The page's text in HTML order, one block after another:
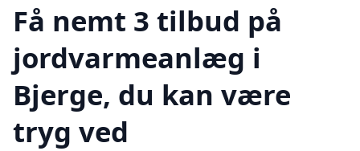
Få nemt 3 tilbud på
jordvarmeanlæg i
Bjerge, du kan være
tryg ved